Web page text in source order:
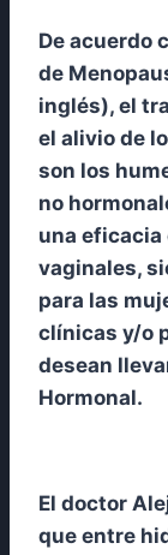
De acuerdo
de
inglés), el
el alivio de
son los
no
una eficacia
vaginales,
para las
clínicas y/o
desean
Hormonal.
El doctor
que entre